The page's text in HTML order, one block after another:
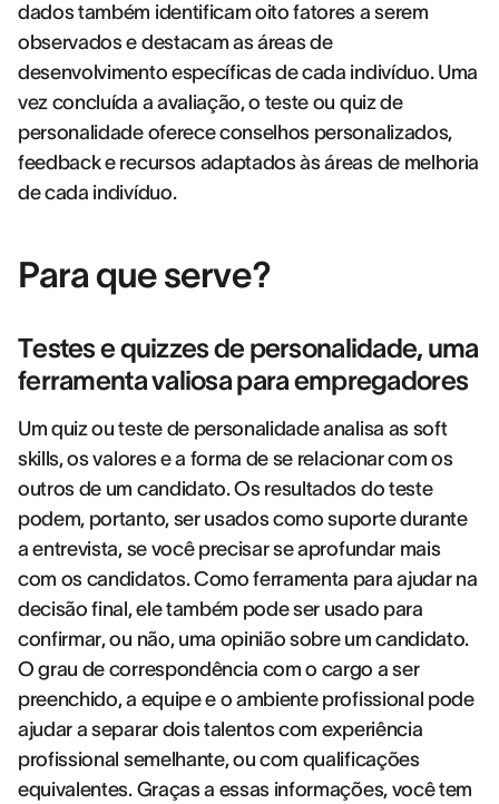
dados também identificam oito fatores a serem
observados e destacam as áreas de
desenvolvimento específicas de cada indivíduo. Uma
vez concluída a avaliação, o teste ou quiz de
personalidade oferece conselhos personalizados,
feedback e recursos adaptados às áreas de melhoria
de cada indivíduo.
Para que serve?
Testes e quizzes de personalidade, uma
ferramenta valiosa para empregadores
Um quiz ou teste de personalidade analisa as soft
skills, os valores e a forma de se relacionar com os
outros de um candidato. Os resultados do teste
podem, portanto, ser usados como suporte durante
a entrevista, se você precisar se aprofundar mais
com os candidatos. Como ferramenta para ajudar na
decisão final, ele também pode ser usado para
confirmar, ou não, uma opinião sobre um candidato.
O grau de correspondência com o cargo a ser
preenchido, a equipe e o ambiente profissional pode
ajudar a separar dois talentos com experiência
profissional semelhante, ou com qualificações
equivalentes. Graças a essas informações, você tem